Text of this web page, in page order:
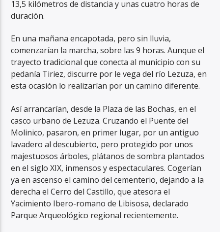
13,5 kilómetros de distancia y unas cuatro horas de
duración.
En una mañana encapotada, pero sin lluvia,
comenzarían la marcha, sobre las 9 horas. Aunque el
trayecto tradicional que conecta al municipio con su
pedanía Tiriez, discurre por le vega del río Lezuza, en
esta ocasión lo realizarían por un camino diferente.
Así arrancarían, desde la Plaza de las Bochas, en el
casco urbano de Lezuza. Cruzando el Puente del
Molinico, pasaron, en primer lugar, por un antiguo
lavadero al descubierto, pero protegido por unos
majestuosos árboles, plátanos de sombra plantados
en el siglo XIX, inmensos y espectaculares. Cogerían
ya en ascenso el camino del cementerio, dejando a la
derecha el Cerro del Castillo, que atesora el
Yacimiento Ibero-romano de Libisosa, declarado
Parque Arqueológico regional recientemente.